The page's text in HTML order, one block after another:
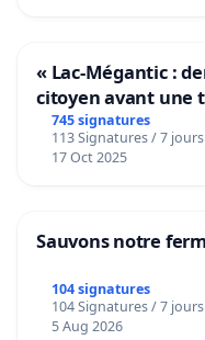
« Lac-Mégantic :
citoyen avant une
de notre territoire »
745 signatures
113 Signatures / 7 jours
17 Oct 2025
Sauvons notre
104 signatures
104 Signatures / 7 jours
5 Aug 2026